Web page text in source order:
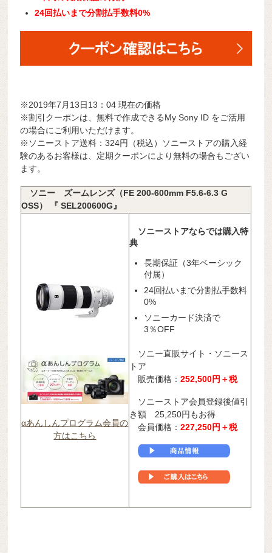
24回払いまで分割払手数料0%
※2019年7月13日13：04 現在の価格
※割引クーポンは、無料で作成できるMy Sony ID をご活用
の場合にご利用いただけます。
※ソニーストア送料：324円（税込）ソニーストアの購入経
験のあるお客様は、定期クーポンにより無料の場合もござい
ます。
ソニー ズームレンズ（FE 200-600mm F5.6-6.3 G
OSS） 『 SEL200600G』
αあんしんプログラム会員の
方はこちら
ソニーストアならでは購入特
典
長期保証（3年ベーシック
付属）
24回払いまで分割払手数料
0%
ソニーカード決済で
3％OFF
ソニー直販サイト・ソニース
トア
販売価格：252,500円＋税
ソニーストア会員登録後値引
き額 25,250円もお得
会員価格：227,250円＋税